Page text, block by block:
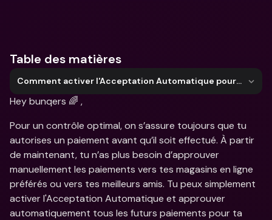
Table des matières
Comment activer l'Acceptation Automatique pour un contact ?
Hey bunqers 🌈 ,
Pour un contrôle optimal, on s’assure toujours que tu
autorises un paiement avant qu’il soit effectué. À partir
de maintenant, tu n’as plus besoin d’approuver
manuellement les paiements vers tes magasins en ligne
préférés ou vers tes meilleurs amis. Tu peux simplement
activer l'Acceptation Automatique et approuver
automatiquement tous les futurs paiements pour ta